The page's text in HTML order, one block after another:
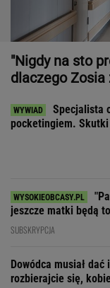
"Nigdy na sto
dlaczego Zosia
Specjalista
pocketingiem.
jeszcze matki będą
SUBSKRYPCJA
Dowódca musiał
rozbierajcie się,